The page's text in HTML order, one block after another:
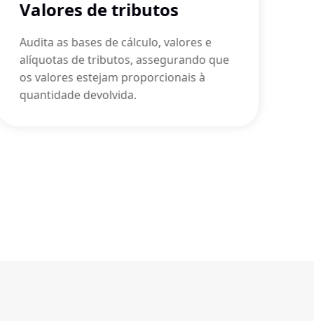
Valores de tributos
Audita as bases de cálculo, valores e
alíquotas de tributos, assegurando que
os valores estejam proporcionais à
quantidade devolvida.